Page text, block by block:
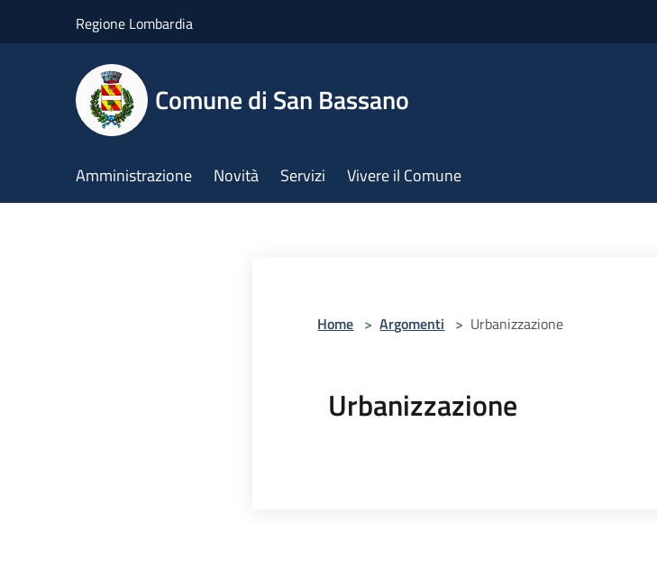
Regione Lombardia
Comune di San Bassano
Amministrazione Novità Servizi Vivere il Comune
Home > Argomenti > Urbanizzazione
Urbanizzazione